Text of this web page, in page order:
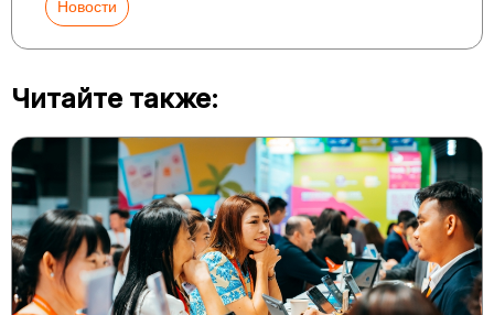
Новости
Читайте также: